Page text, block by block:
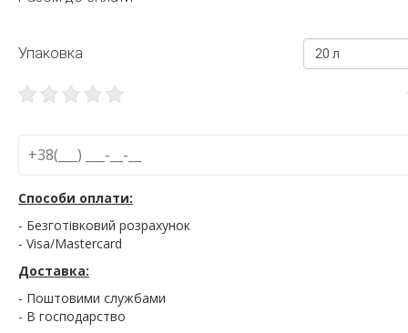
Упаковка 20 л
Способи оплати:
- Безготівковий розрахунок
- Visa/Mastercard
Доставка:
- Поштовими службами
- В господарство